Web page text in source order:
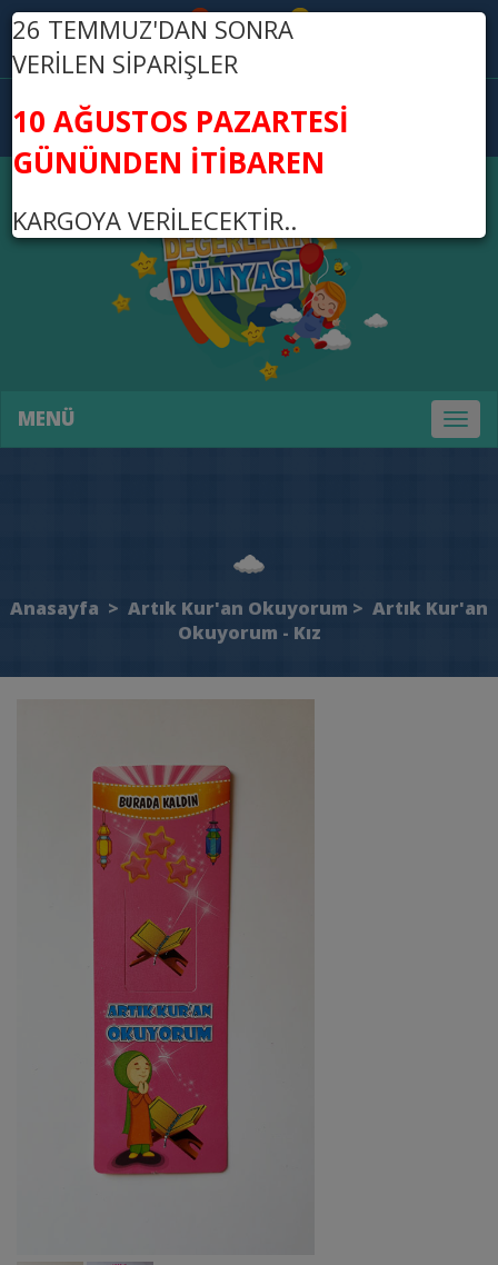
Üye Ol Giriş Yap
MENÜ
Toggle
Anasayfa > Artık Kur'an Okuyorum > Artık Kur'an
Okuyorum - Kız
26 TEMMUZ'DAN SONRA
VERİLEN SİPARİŞLER
10 AĞUSTOS PAZARTESİ
GÜNÜNDEN İTİBAREN
KARGOYA VERİLECEKTİR..